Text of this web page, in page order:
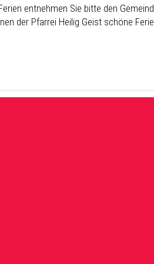
entnehmen Sie bitte den
der Pfarrei Heilig Geist schöne